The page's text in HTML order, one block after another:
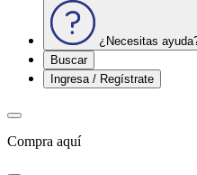
¿Necesitas
Buscar
Ingresa / Regístrate
Compra aquí